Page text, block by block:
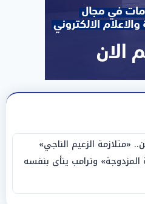
«متلازمة الزعيم الناجي»
وترامب ينأى بنفسه
استراتيجي»